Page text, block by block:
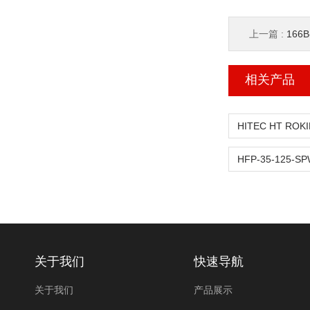
上一篇 :
相关产品
关于我们
关于我们
快速导航
产品展示